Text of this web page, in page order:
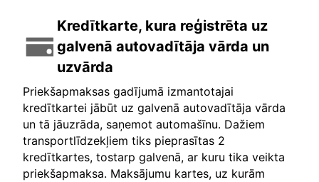
Kredītkarte, kura reģistrēta uz
galvenā autovadītāja vārda un
uzvārda
Priekšapmaksas gadījumā izmantotajai
kredītkartei jābūt uz galvenā autovadītāja vārda
un tā jāuzrāda, saņemot automašīnu. Dažiem
transportlīdzekļiem tiks pieprasītas 2
kredītkartes, tostarp galvenā, ar kuru tika veikta
priekšapmaksa. Maksājumu kartes, uz kurām